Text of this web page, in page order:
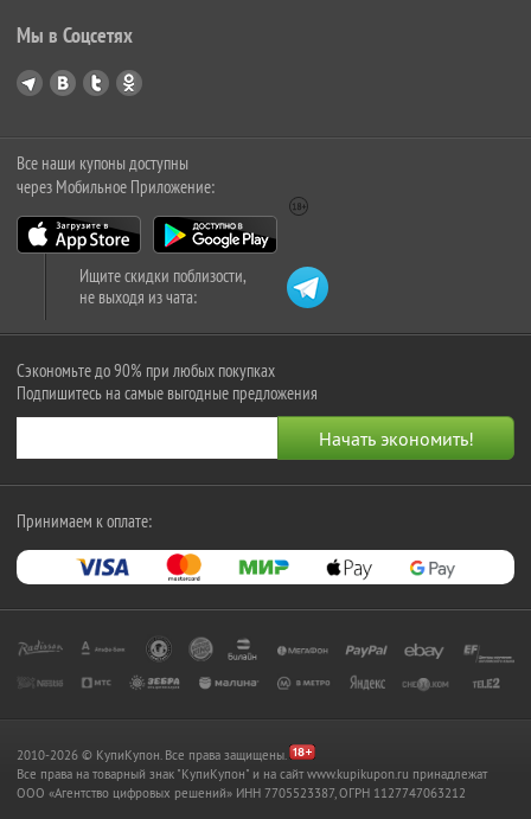
Мы в Соцсетях
Все наши купоны доступны
через Мобильное Приложение:
Ищите скидки поблизости,
не выходя из чата:
Сэкономьте до 90% при любых покупках
Подпишитесь на самые выгодные предложения
Принимаем к оплате:
2010-2026 © КупиКупон. Все права защищены.
Все права на товарный знак "КупиКупон" и на сайт www.kupikupon.ru принадлежат
OOO «Агентство цифровых решений» ИНН 7705523387, ОГРН 1127747063212